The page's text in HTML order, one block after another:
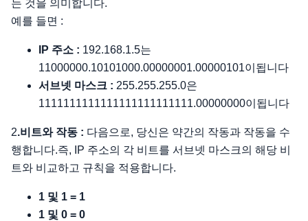
는 것을 의미합니다.
예를 들면 :
IP 주소 : 192.168.1.5는
11000000.10101000.00000001.00000101이됩니다
서브넷 마스크 : 255.255.255.0은
1111111111111111111111111.00000000이됩니다
2.비트와 작동 : 다음으로, 당신은 약간의 작동과 작동을 수
행합니다.즉, IP 주소의 각 비트를 서브넷 마스크의 해당 비
트와 비교하고 규칙을 적용합니다.
1 및 1 = 1
1 및 0 = 0